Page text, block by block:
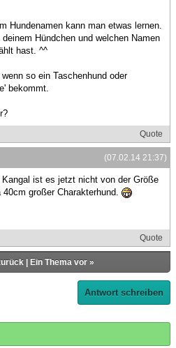
Hundenamen kann man etwas lernen.
Hündchen und welchen Namen
hast. ^^
so ein Taschenhund oder
bekommt.
Quote
(07.02.14 21:37)
ist es jetzt nicht von der Größe
großer Charakterhund.
Quote
| Ein Thema vor»
Antwort schreiben